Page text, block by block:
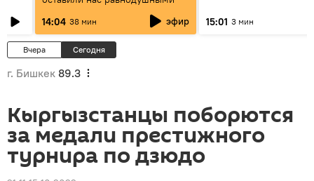
14:04 38 мин эфир 15:01 3 мин
Вчера Сегодня
г. Бишкек 89.3
Кыргызстанцы поборются
за медали престижного
турнира по дзюдо